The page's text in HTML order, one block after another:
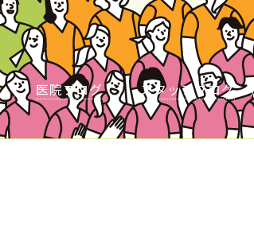
医院ブログ スタッフブログ